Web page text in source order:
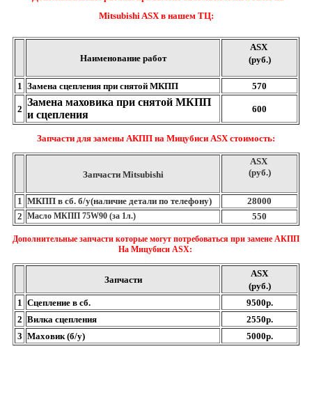
Mitsubishi ASX в нашем TЦ:
Наименование работ
ASX
(руб.)
1 Замена сцепления при снятой МКПП 570
2
Замена маховика при снятой МКПП
и сцепления
600
Запчасти для замены АКПП на Мицубиси ASX стоимость:
Запчасти Mitsubishi
ASX
(руб.)
1 МКПП в сб. б/у(наличие детали по телефону)
28000
2 Масло MКПП 75W90 (за 1л.) 550
Дополнительные запчасти которые могут потребоваться при замене АКПП
На Мицубиси ASX:
Запчасти
ASX
(руб.)
1 Сцепление в сб.
9500р.
2 Вилка сцепления
2550р.
3 Маховик (б/у) 5000р.